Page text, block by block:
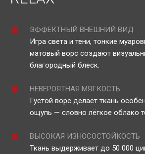
ЭФФЕКТНЫЙ ВНЕШНИЙ ВИД
Игра света и тени, тонкие
матовый ворс создают
благородный блеск.
НЕВЕРОЯТНАЯ МЯГКОСТЬ
Густой ворс делает ткань
ощупь — словно лёгкое облако
ВЫСОКАЯ ИЗНОСОСТОЙКОСТЬ
Ткань выдерживает до 50 000